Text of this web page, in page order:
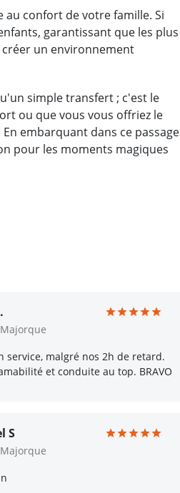
au confort de votre famille. Si
garantissant que les plus
un environnement
simple transfert ; c'est le
ou que vous vous offriez le
embarquant dans ce passage
pour les moments magiques
service, malgré nos 2h de retard.
et conduite au top. BRAVO
S